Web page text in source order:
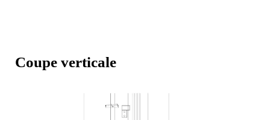
Coupe verticale